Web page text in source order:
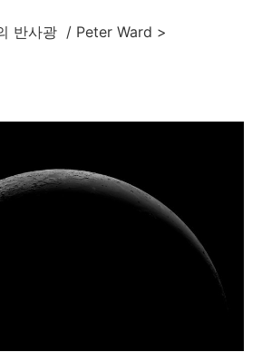
반사광 / Peter Ward >